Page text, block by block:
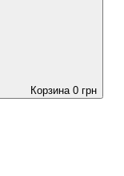
Корзина 0 грн